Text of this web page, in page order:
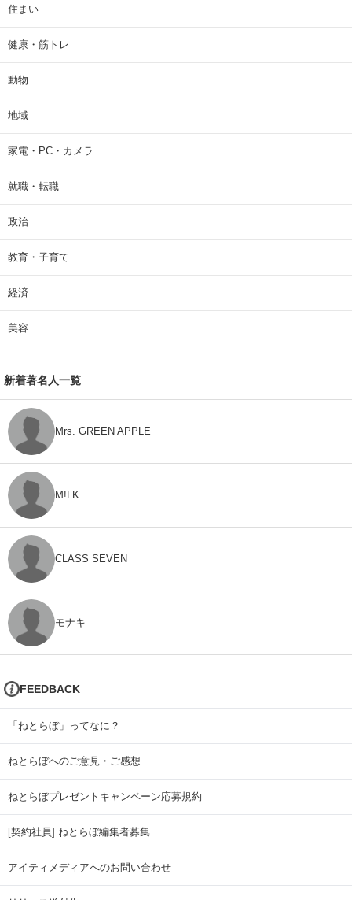
住まい
健康・筋トレ
動物
地域
家電・PC・カメラ
就職・転職
政治
教育・子育て
経済
美容
新着著名人一覧
Mrs. GREEN APPLE
M!LK
CLASS SEVEN
モナキ
FEEDBACK
「ねとらぼ」ってなに？
ねとらぼへのご意見・ご感想
ねとらぼプレゼントキャンペーン応募規約
[契約社員] ねとらぼ編集者募集
アイティメディアへのお問い合わせ